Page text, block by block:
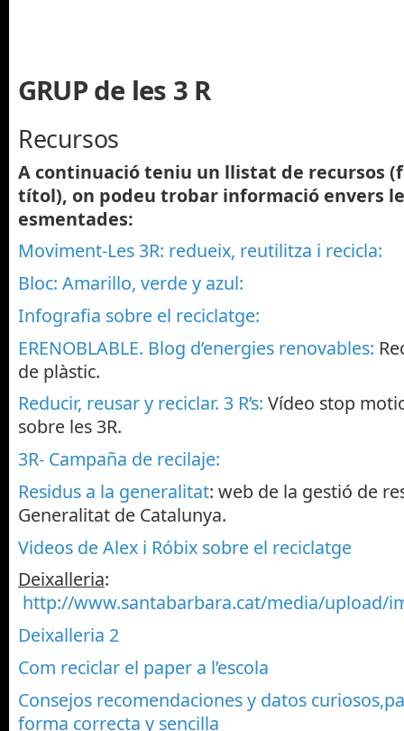
GRUP de les 3 R
Recursos
A continuació teniu un llistat de recursos
títol), on podeu trobar informació envers
esmentades:
Moviment-Les 3R: redueix, reutilitza i recicla:
Bloc: Amarillo, verde y azul:
Infografia sobre el reciclatge:
ERENOBLABLE. Blog d’energies renovables:
de plàstic.
Reducir, reusar y reciclar. 3 R’s: Vídeo stop
sobre les 3R.
3R- Campaña de recilaje:
Residus a la generalitat: web de la gestió de
Generalitat de Catalunya.
Videos de Alex i Róbix sobre el reciclatge
Deixalleria:
http://www.santabarbara.cat/media/upload/
Deixalleria 2
Com reciclar el paper a l’escola
Consejos recomendaciones y datos
forma correcta y sencilla